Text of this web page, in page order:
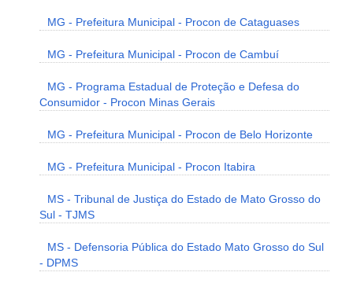
MG - Prefeitura Municipal - Procon de Cataguases
MG - Prefeitura Municipal - Procon de Cambuí
MG - Programa Estadual de Proteção e Defesa do
Consumidor - Procon Minas Gerais
MG - Prefeitura Municipal - Procon de Belo Horizonte
MG - Prefeitura Municipal - Procon Itabira
MS - Tribunal de Justiça do Estado de Mato Grosso do
Sul - TJMS
MS - Defensoria Pública do Estado Mato Grosso do Sul
- DPMS